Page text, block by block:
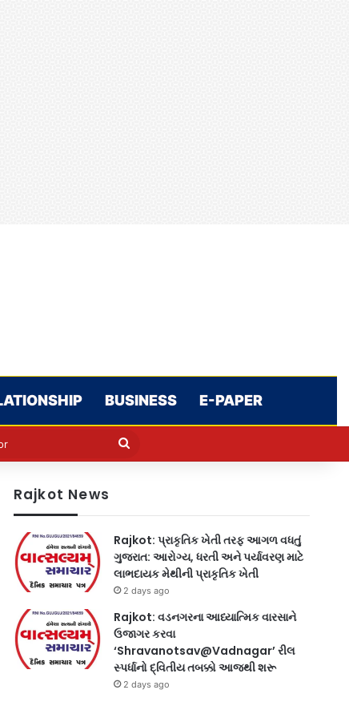
BUSINESS E-PAPER
Search
Rajkot News
Rajkot: પ્રાકૃતિક ખેતી તરફ આગળ વધતું
ગુજરાત: આરોગ્ય, ધરતી અને પર્યાવરણ માટે
લાભદાયક મેથીની પ્રાકૃતિક ખેતી
2 days ago
Rajkot: વડનગરના આધ્યાત્મિક વારસાને
ઉજાગર કરવા
‘Shravanotsav@Vadnagar’ રીલ
સ્પર્ધાનો દ્વિતીય તબક્કો આજથી શરૂ
2 days ago